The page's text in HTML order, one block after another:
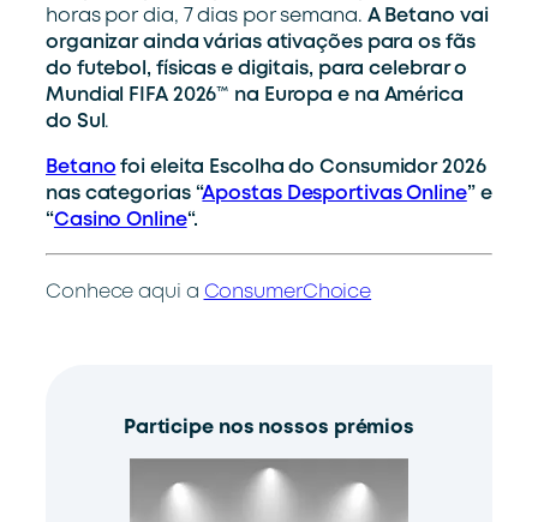
horas por dia, 7 dias por semana. A Betano vai
organizar ainda várias ativações para os fãs
do futebol, físicas e digitais, paracelebrar o
Mundial FIFA 2026™ na Europa e na América
do Sul .
Betano foi eleita Escolha do Consumidor 2026
nas categorias “Apostas Desportivas Online” e
“Casino Online“.
Conhece aqui a ConsumerChoice
Participe nos nossos prémios